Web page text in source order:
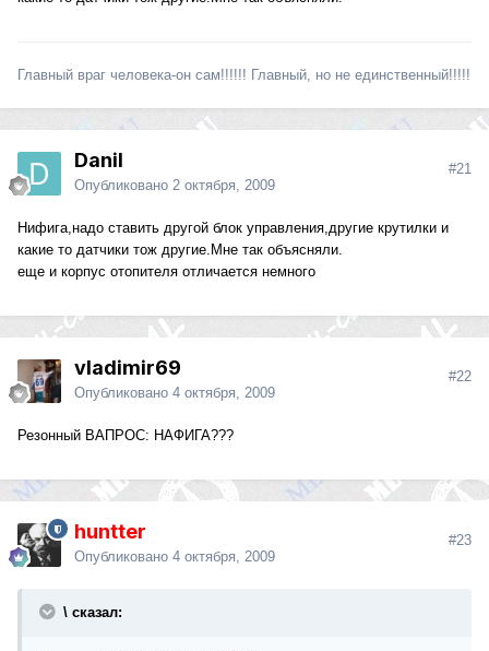
Главный враг человека-он сам!!!!!! Главный, но не единственный!!!!!
Danil
Опубликовано 2 октября, 2009
#21
Нифига,надо ставить другой блок управления,другие крутилки и
какие то датчики тож другие.Мне так объясняли.
еще и корпус отопителя отличается немного
vladimir69
Опубликовано 4 октября, 2009
#22
Резонный ВАПРОС: НАФИГА???
huntter
Опубликовано 4 октября, 2009
#23
\ сказал: